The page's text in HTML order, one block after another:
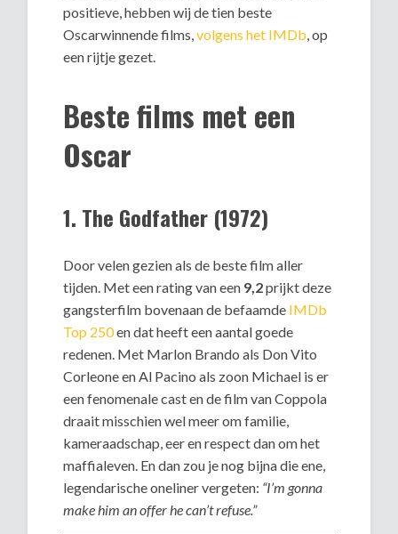
positieve, hebben wij de tien beste
Oscarwinnende films,volgens het IMDb, op
een rijtje gezet.
Beste films met een
Oscar
1. The Godfather (1972)
Door velen gezien als de beste film aller
tijden. Met een rating van een 9,2prijkt deze
gangsterfilm bovenaan de befaamde IMDb
Top 250en dat heeft een aantal goede
redenen. Met Marlon Brando als Don Vito
Corleone en Al Pacino als zoon Michael is er
een fenomenale cast en de film van Coppola
draait misschien wel meer om familie,
kameraadschap, eer en respect dan om het
maffialeven. En dan zou je nog bijna die ene,
legendarische oneliner vergeten: “I’m gonna
make him an offer he can’t refuse.”